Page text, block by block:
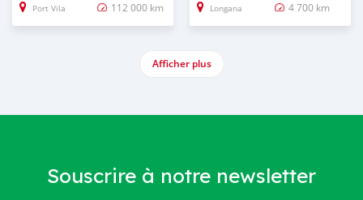
Port Vila 112 000 km Longana 4 700 km
Afficher plus
Souscrire à notre newsletter